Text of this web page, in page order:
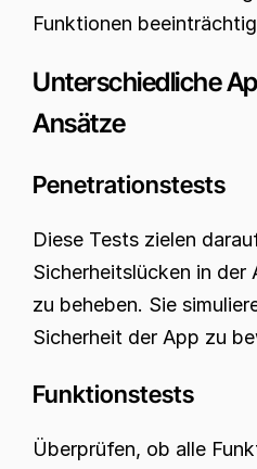
Funktionen
Unterschiedliche
Ansätze
Penetrationstests
Diese Tests zielen
Sicherheitslücken in
zu beheben. Sie
Sicherheit der App zu
Funktionstests
Überprüfen, ob alle